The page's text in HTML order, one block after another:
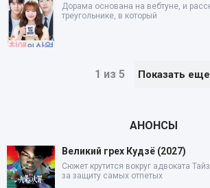
Дорама основана на вебтуне, и
треугольнике, в который
1 из 5 Показать еще
АНОНСЫ
Великий грех Кудзё (2027)
Сюжет крутится вокруг адвоката
за защиту самых отпетых